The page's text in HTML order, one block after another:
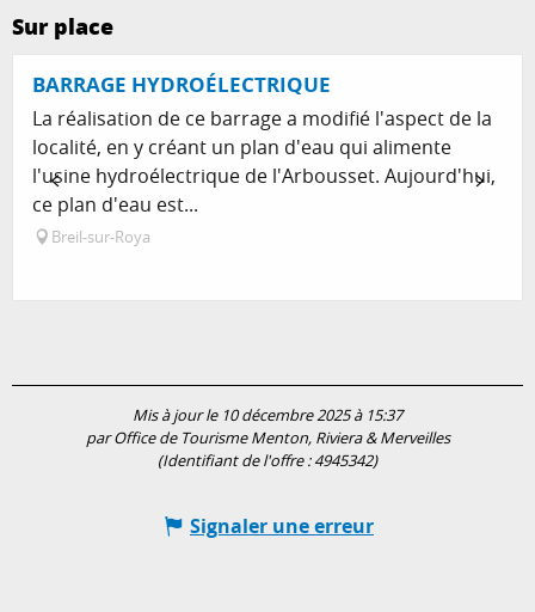
Sur place
BARRAGE HYDROÉLECTRIQUE
La réalisation de ce barrage a modifié l'aspect de la
localité, en y créant un plan d'eau qui alimente
l'usine hydroélectrique de l'Arbousset. Aujourd'hui,
ce plan d'eau est...
Breil-sur-Roya
Mis à jour le 10 décembre 2025 à 15:37
par Office de Tourisme Menton, Riviera & Merveilles
(Identifiant de l'offre :4945342)
Signaler une erreur